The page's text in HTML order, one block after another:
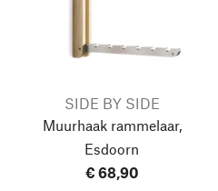
SIDE BY SIDE
Muurhaak rammelaar,
Esdoorn
€ 68,90